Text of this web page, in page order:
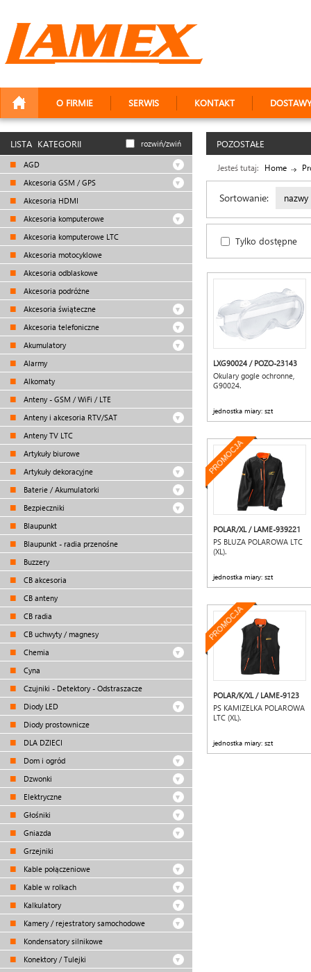
O FIRMIE SERWIS KONTAKT DOSTAWY
LISTA KATEGORII rozwiń/zwiń
AGD
Akcesoria GSM / GPS
Akcesoria HDMI
Akcesoria komputerowe
Akcesoria komputerowe LTC
Akcesoria motocyklowe
Akcesoria odblaskowe
Akcesoria podróżne
Akcesoria świąteczne
Akcesoria telefoniczne
Akumulatory
Alarmy
Alkomaty
Anteny - GSM / WiFi / LTE
Anteny i akcesoria RTV/SAT
Anteny TV LTC
Artykuły biurowe
Artykuły dekoracyjne
Baterie / Akumulatorki
Bezpieczniki
Blaupunkt
Blaupunkt - radia przenośne
Buzzery
CB akcesoria
CB anteny
CB radia
CB uchwyty / magnesy
Chemia
Cyna
Czujniki - Detektory - Odstraszacze
Diody LED
Diody prostownicze
DLA DZIECI
Dom i ogród
Dzwonki
Elektryczne
Głośniki
Gniazda
Grzejniki
Kable połączeniowe
Kable w rolkach
Kalkulatory
Kamery / rejestratory samochodowe
Kondensatory silnikowe
Konektory / Tulejki
POZOSTAŁE
Jesteś tutaj: Home
Sortowanie: nazwy
Tylko dostępne
LXG90024 / POZO-23143
Okulary gogle ochronne,
G90024.
jednostka miary: szt
PROMOCJA
POLAR/XL / LAME-939221
PS BLUZA POLAROWA LTC
(XL).
jednostka miary: szt
PROMOCJA
POLAR/K/XL / LAME-9123
PS KAMIZELKA POLAROWA
LTC (XL).
jednostka miary: szt